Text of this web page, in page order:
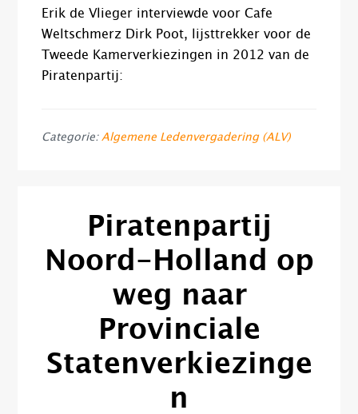
Erik de Vlieger interviewde voor Cafe
Weltschmerz Dirk Poot, lijsttrekker voor de
Tweede Kamerverkiezingen in 2012 van de
Piratenpartij:
Categorie: Algemene Ledenvergadering (ALV)
Piratenpartij
Noord-Holland op
weg naar
Provinciale
Statenverkiezinge
n